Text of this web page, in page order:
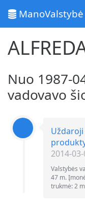
ManoValstybė
Nuo 1987-
vadovavo
2014-
Valstybės
47 m.
trukmė: 2